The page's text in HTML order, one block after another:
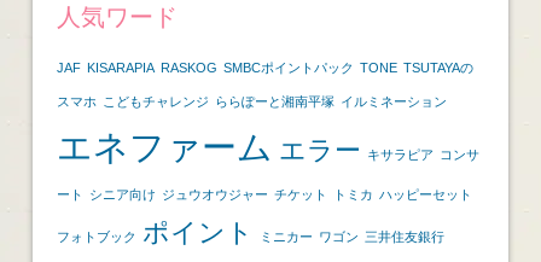
人気ワード
JAF KISARAPIA RASKOG SMBCポイントパック TONE TSUTAYAの
スマホ こどもチャレンジ ららぽーと湘南平塚 イルミネーション
エネファーム エラー キサラピア コンサ
ート シニア向け ジュウオウジャー チケット トミカ ハッピーセット
フォトブック ポイント ミニカー ワゴン 三井住友銀行